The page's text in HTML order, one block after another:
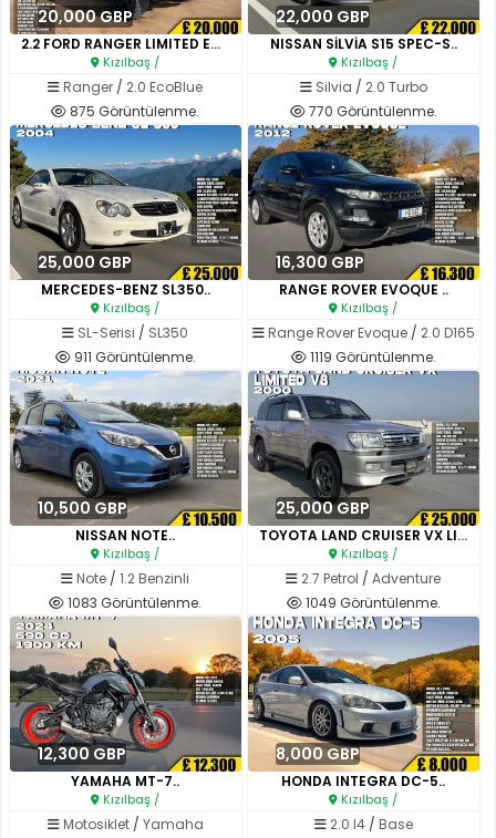
20,000 GBP
2.2 FORD RANGER LIMITED EDITIO..
Kızılbaş /
Ranger / 2.0 EcoBlue
875 Görüntülenme.
22,000 GBP
NISSAN SİLVİA S15 SPEC-S..
Kızılbaş /
Silvia / 2.0 Turbo
770 Görüntülenme.
25,000 GBP
MERCEDES-BENZ SL350..
Kızılbaş /
SL-Serisi / SL350
911 Görüntülenme.
16,300 GBP
RANGE ROVER EVOQUE ..
Kızılbaş /
Range Rover Evoque/ 2.0 D165
1119 Görüntülenme.
10,500 GBP
NISSAN NOTE..
Kızılbaş /
Note /1.2 Benzinli
1083 Görüntülenme.
25,000 GBP
TOYOTA LAND CRUISER VX LIMITED..
Kızılbaş /
2.7 Petrol /Adventure
1049 Görüntülenme.
12,300 GBP
YAMAHA MT-7..
Kızılbaş /
Motosiklet/ Yamaha
8,000 GBP
HONDA INTEGRA DC-5..
Kızılbaş /
2.0 I4/ Base